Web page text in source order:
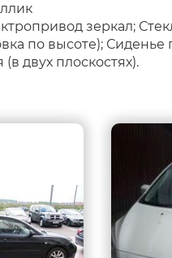
зеркал;
по высоте);
двух плоскостях).